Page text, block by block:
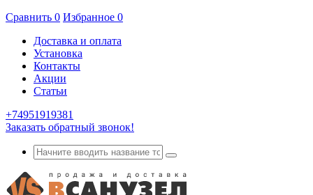
Сравнить 0 Избранное 0
Доставка и оплата
Установка
Контакты
Акции
Статьи
+74951919381
Заказать обратный звонок!